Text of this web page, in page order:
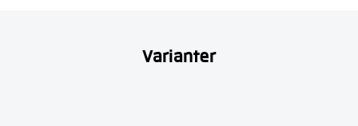
Varianter